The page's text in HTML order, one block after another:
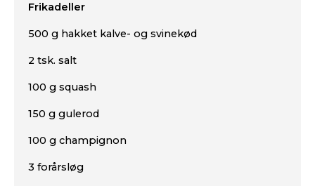
Frikadeller
500 g hakket kalve- og svinekød
2 tsk. salt
100 g squash
150 g gulerod
100 g champignon
3 forårsløg